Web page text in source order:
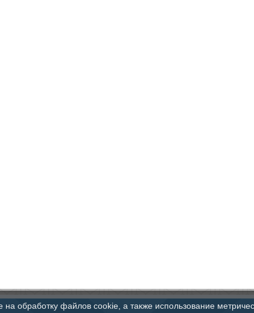
обработку файлов cookie, а также использование